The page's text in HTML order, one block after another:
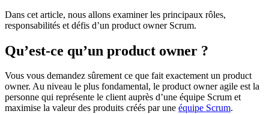
Dans cet article, nous allons examiner les principaux rôles,
responsabilités et défis d’un product owner Scrum.
Qu’est-ce qu’un product owner ?
Vous vous demandez sûrement ce que fait exactement un product
owner. Au niveau le plus fondamental, le product owner agile est la
personne qui représente le client auprès d’une équipe Scrum et
maximise la valeur des produits créés par une équipe Scrum.